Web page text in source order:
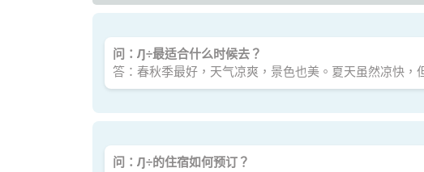
问：Ԓ÷最适合什么时候去？
答：春秋季最好，天气凉爽，景色也美。夏天虽然凉快，
问：Ԓ÷的住宿如何预订？